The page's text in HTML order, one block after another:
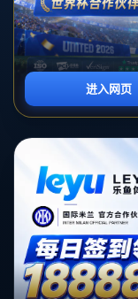
Copyright 2024爱游
导航 电话